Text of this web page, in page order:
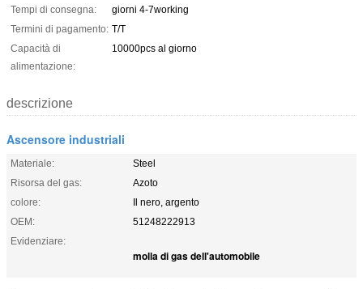
Tempi di consegna:
giorni 4-7working
Termini di pagamento: T/T
Capacità di
alimentazione:
10000pcs al giorno
descrizione
Ascensore industriali
Materiale:
Steel
Risorsa del gas:
Azoto
colore:
Il nero, argento
OEM:
51248222913
Evidenziare:
molla di gas dell'automobile